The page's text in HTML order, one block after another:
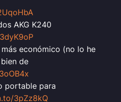
AKG K240
económico (no lo he
de
portable para
3pZz8kQ